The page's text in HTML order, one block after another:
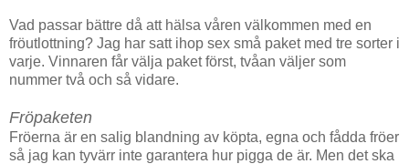
Vad passar bättre då att hälsa våren välkommen med en
fröutlottning? Jag har satt ihop sex små paket med tre sorter i
varje. Vinnaren får välja paket först, tvåan väljer som
nummer två och så vidare.
Fröpaketen
Fröerna är en salig blandning av köpta, egna och fådda fröer
så jag kan tyvärr inte garantera hur pigga de är. Men det ska